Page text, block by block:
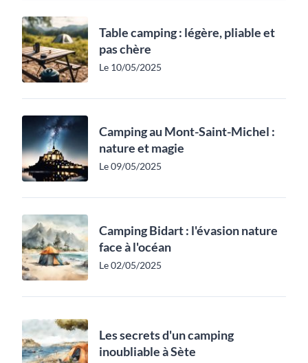
Table camping : légère, pliable et
pas chère
Le 10/05/2025
Camping au Mont-Saint-Michel :
nature et magie
Le 09/05/2025
Camping Bidart : l'évasion nature
face à l'océan
Le 02/05/2025
Les secrets d'un camping
inoubliable à Sète